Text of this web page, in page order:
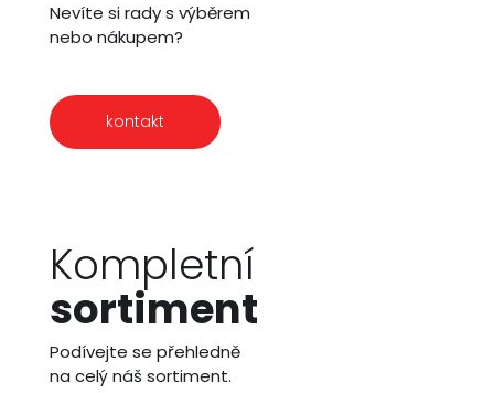
Nevíte si rady s výběrem
nebo nákupem?
kontakt
Kompletní
sortiment
Podívejte se přehledně
na celý náš sortiment.